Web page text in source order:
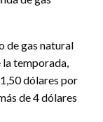
de gas natural
la temporada,
dólares por
de 4 dólares